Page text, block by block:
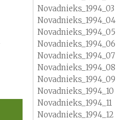
Novadnieks_1994_03
Novadnieks_1994_04
Novadnieks_1994_05
Novadnieks_1994_06
Novadnieks_1994_07
Novadnieks_1994_08
Novadnieks_1994_09
Novadnieks_1994_10
Novadnieks_1994_11
Novadnieks_1994_12